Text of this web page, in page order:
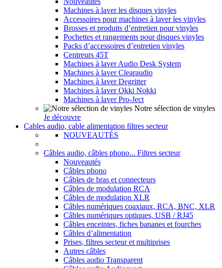
Machines à laver les disques vinyles
Accessoires pour machines à laver les vinyles
Brosses et produits d’entretien pour vinyles
Pochettes et rangements pour disques vinyles
Packs d’accessoires d’entretien vinyles
Centreurs 45T
Machines à laver Audio Desk System
Machines à laver Clearaudio
Machines à laver Degritter
Machines à laver Okki Nokki
Machines à laver Pro-Ject
Notre sélection de vinyles
Je découvre
Cables audio, cable alimentation filtres secteur
NOUVEAUTÉS
Câbles audio, câbles phono... Filtres secteur
Nouveautés
Câbles phono
Câbles de bras et connecteurs
Câbles de modulation RCA
Câbles de modulation XLR
Câbles numériques coaxiaux, RCA, BNC, XLR
Câbles numériques optiques, USB / RJ45
Câbles enceintes, fiches bananes et fourches
Câbles d’alimentation
Prises, filtres secteur et multiprises
Autres câbles
Câbles audio Transparent